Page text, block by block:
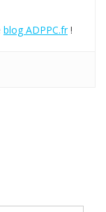
blog ADPPC.fr!